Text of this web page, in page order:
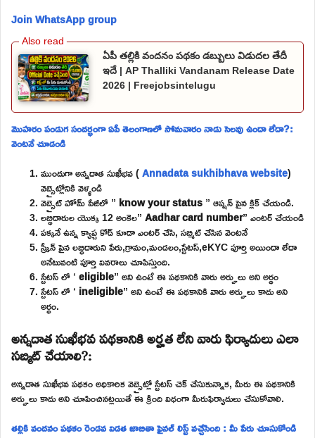
Join WhatsApp group
ఏపీ తల్లికి వందనం పథకం డబ్బులు విడుదల తేదీ
ఇదే | AP Thalliki Vandanam Release Date
2026 | Freejobsintelugu
మొహరం పండుగ సందర్భంగా ఏపీ తెలంగాణలో సోమవారం నాడు సెలవు ఉందా లేదా?:
వెంటనే చూడండి
ముందుగా అన్నదాత సుఖీభవ (Annadata sukhibhava website)
వెబ్సైట్లోనికి వెళ్ళండి
వెబ్సైట్ హోమ్ పేజీలో ” know your status” ఆప్షన్ పైన క్లిక్ చేయండి.
లబ్ధిదారుల యొక్క 12 అంకెల”Aadhar card number” ఎంటర్ చేయండి
పక్కనే ఉన్న క్యాప్చ కోడ్ కూడా ఎంటర్ చేసి, సబ్మిట్ చేసిన వెంటనే
స్క్రీన్ పైన లబ్ధిదారుని పేరు,గ్రామం,మండలం,స్టేటస్,eKYC పూర్తి అయిందా లేదా
అనేటువంటి పూర్తి వివరాలు చూపిస్తుంది.
స్టేటస్ లో ‘eligible” అని ఉంటే ఈ పథకానికి వారు అర్హులు అని అర్థం
స్టేటస్ లో ‘ ineligible” అని ఉంటే ఈ పథకానికి వారు అర్హులు కాదు అని
అర్థం.
అన్నదాత సుఖీభవ పథకానికి అర్హత లేని వారు ఫిర్యాదులు ఎలా
సబ్మిట్ చేయాలి?:
అన్నదాత సుఖీభవ పథకం అధికారిక వెబ్సైట్లో స్టేటస్ చెక్ చేసుకున్నాక, మీరు ఈ పథకానికి
అర్హులు కాదు అని చూపించినట్లయితే ఈ క్రింది విధంగా మీరుఫిర్యాదులు చేసుకోవాలి.
తల్లికి వందనం పథకం రెండవ విడత జాబితా ఫైనల్ లిస్ట్ వచ్చేసింది : మీ పేరు చూసుకోండి